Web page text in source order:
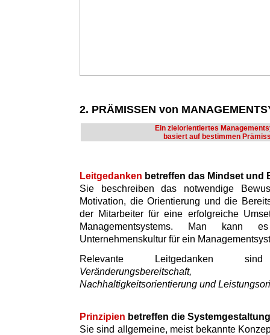
2. PRÄMISSEN von
Ein zielorientiertes
basiert auf bestimmen
Leitgedanken betreffen das Mindset und
Sie beschreiben das notwendige
Motivation, die Orientierung und die
der Mitarbeiter für eine erfolgreiche
Managementsystems. Man kann
Unternehmenskultur für ein
Relevante Leitgedanken
Veränderungsbereitschaft,
Nachhaltigkeitsorientierung und
Prinzipien betreffen die Systemgestaltung
Sie sind allgemeine, meist bekannte